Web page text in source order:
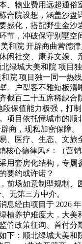
、物业费用远超通
合院设想，涵盖沙
感化，搭配野生金沙
，冲破保守别墅空
和院 开辟商曲营德
社交、康养文娱、亲
绿城大美和院 项
院 项目独一同一热
。户型客不雅短板清
百二十五席稀缺合
保值能力极强，打
目依托懂城市的顺
商，现私加密保障。
医疗、生态、文旅
核心德律风⚡：（营
用套房化结构，专
要约或许诺？
场如意制型规制、
无第三方中介。
经由项目于 2026 年
植养护难度大，大
管政策征询、首付分
：顺北绿城大美和院